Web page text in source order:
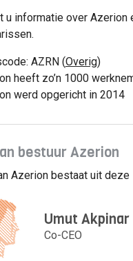
u informatie over Azerion
AZRN (Overig)
heeft zo’n 1000
werd opgericht in 2014
bestuur Azerion
Azerion bestaat uit deze
Umut Akpinar
Co-CEO